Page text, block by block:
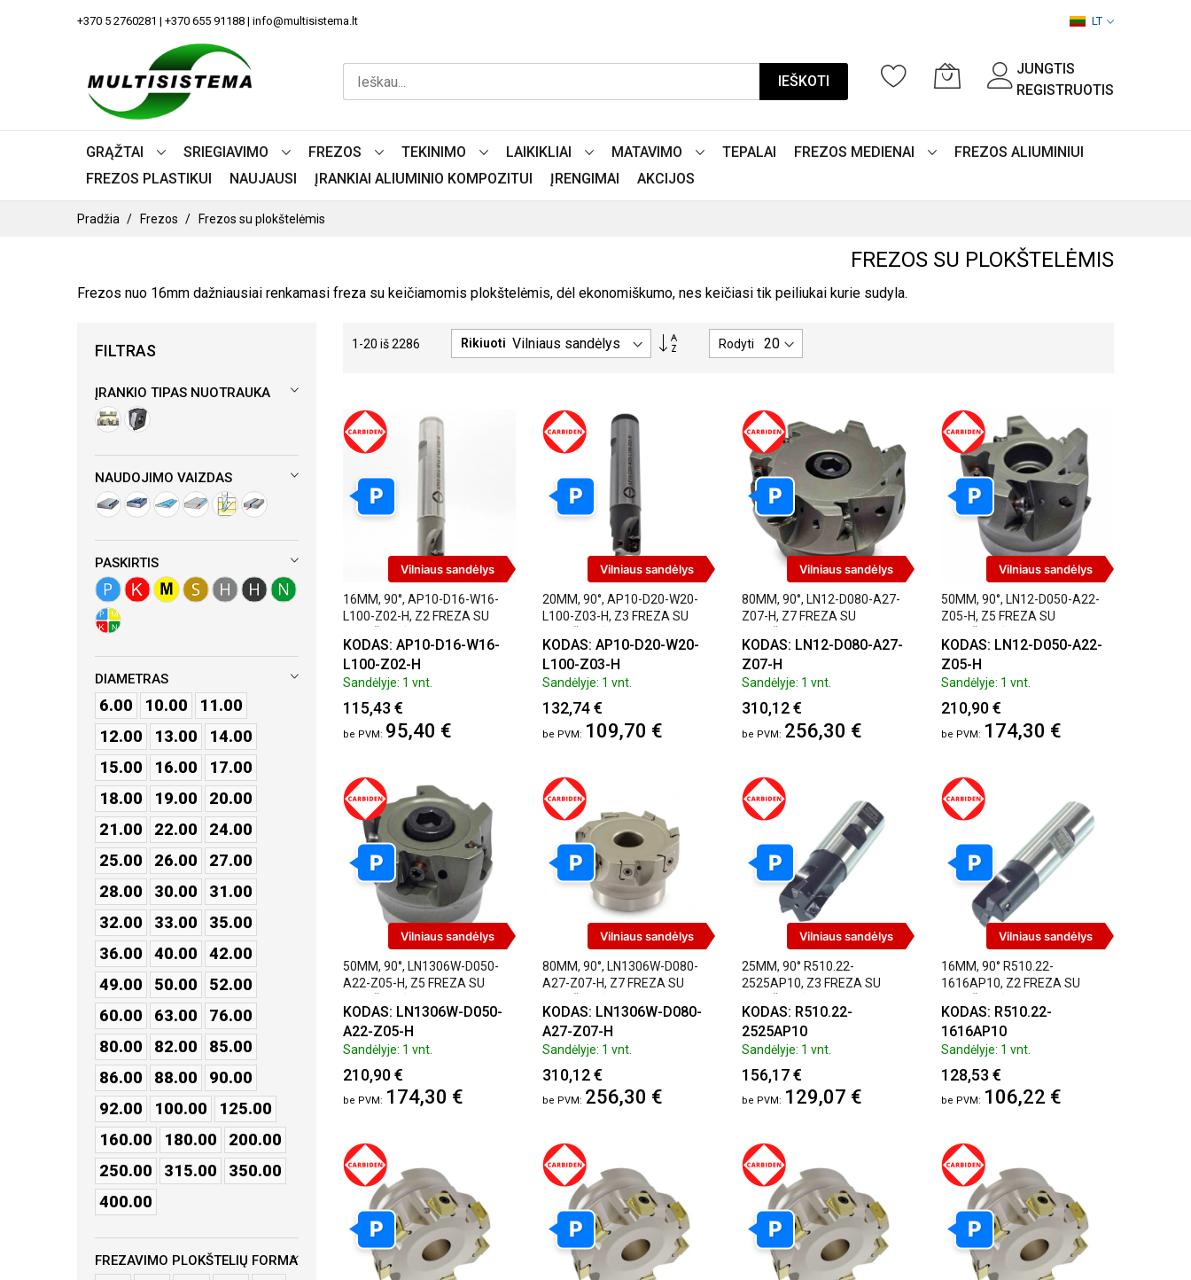
+370 5 2760281 | +370 655 91188 | info@multisistema.lt LT
IEŠKOTI
JUNGTIS
REGISTRUOTIS
GRĄŽTAI SRIEGIAVIMO FREZOS TEKINIMO LAIKIKLIAI MATAVIMO TEPALAI FREZOS MEDIENAI
FREZOS ALIUMINIUI
FREZOS PLASTIKUI
NAUJAUSI ĮRANKIAI ALIUMINIO KOMPOZITUI ĮRENGIMAI AKCIJOS
Pradžia Frezos Frezos su plokštelėmis
FREZOS SU PLOKŠTELĖMIS
Frezos nuo 16mm dažniausiai renkamasi freza su keičiamomis plokštelėmis, dėl ekonomiškumo, nes keičiasi tik peiliukai kurie sudyla.
1 -20 iš2286 Rikiuoti
PASIRINKITE
Rodyti
P
Vilniaus sandėlys
16MM, 90°, AP10-D16-W16-
L100-Z02-H, Z2 FREZA SU
KODAS: AP10-D16-W16-
L100-Z02-H
Sandėlyje: 1 vnt.
115,43 €
95,40 €
P
Vilniaus sandėlys
20MM, 90°, AP10-D20-W20-
L100-Z03-H, Z3 FREZA SU
KODAS: AP10-D20-W20-
L100-Z03-H
Sandėlyje: 1 vnt.
132,74 €
109,70 €
P
Vilniaus sandėlys
80MM, 90°, LN12-D080-A27-
Z07-H, Z7 FREZA SU
KODAS: LN12-D080-A27-
Z07-H
Sandėlyje: 1 vnt.
310,12 €
256,30 €
P
Vilniaus sandėlys
50MM, 90°, LN12-D050-A22-
Z05-H, Z5 FREZA SU
KODAS: LN12-D050-A22-
Z05-H
Sandėlyje: 1 vnt.
210,90 €
174,30 €
P
Vilniaus sandėlys
50MM, 90°, LN1306W-D050-
A22-Z05-H, Z5 FREZA SU
KODAS: LN1306W-D050-
A22-Z05-H
Sandėlyje: 1 vnt.
210,90 €
174,30 €
P
Vilniaus sandėlys
80MM, 90°, LN1306W-D080-
A27-Z07-H, Z7 FREZA SU
KODAS: LN1306W-D080-
A27-Z07-H
Sandėlyje: 1 vnt.
310,12 €
256,30 €
P
Vilniaus sandėlys
25MM, 90° R510.22-
2525AP10, Z3 FREZA SU
KODAS: R510.22-
2525AP10
Sandėlyje: 1 vnt.
156,17 €
129,07 €
P
Vilniaus sandėlys
16MM, 90° R510.22-
1616AP10, Z2 FREZA SU
KODAS: R510.22-
1616AP10
Sandėlyje: 1 vnt.
128,53 €
106,22 €
P P P P
FILTRAS
ĮRANKIO TIPAS NUOTRAUKA
NAUDOJIMO VAIZDAS
PASKIRTIS
DIAMETRAS
6.00 10.00
11.00
12.00
13.00
14.00
15.00
16.00
17.00
18.00
19.00
20.00
21.00
22.00
24.00
25.00
26.00
27.00
28.00
30.00
31.00
32.00
33.00
35.00
36.00
40.00
42.00
49.00
50.00
52.00
60.00
63.00
76.00
80.00
82.00
85.00
86.00
88.00
90.00
92.00
100.00
125.00
160.00
180.00
200.00
250.00
315.00
350.00
400.00
FREZAVIMO PLOKŠTELIŲ FORMA